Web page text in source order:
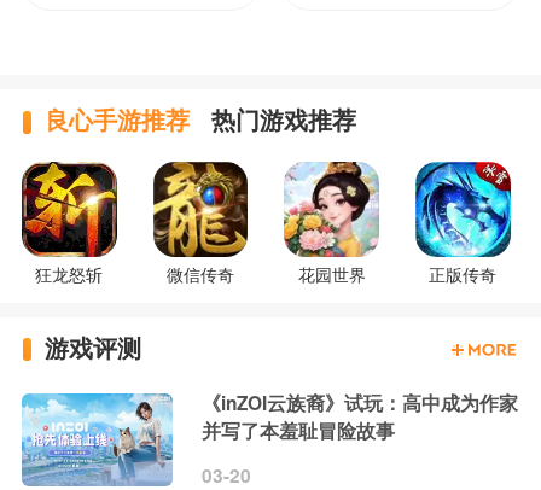
良心手游推荐 热门游戏推荐
狂龙怒斩 微信传奇 花园世界 正版传奇
游戏评测
《inZOI云族裔》试玩：高中成为作家
并写了本羞耻冒险故事
03-20